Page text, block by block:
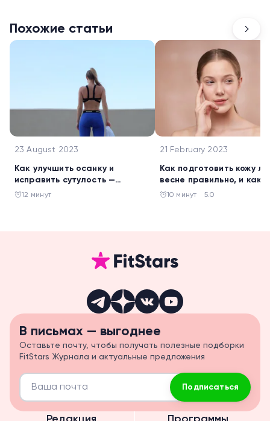
Похожие статьи
23 August 2023
Как улучшить осанку и
исправить сутулость —
полезные советы и 10 лучших
12 минут
21 February 2023
Как подготовить кожу
весне правильно, и как
делают француженки
10 минут 5.0
В письмах — выгоднее
Оставьте почту, чтобы получать полезные подборки
FitStars Журнала и актуальные предложения
Подписаться